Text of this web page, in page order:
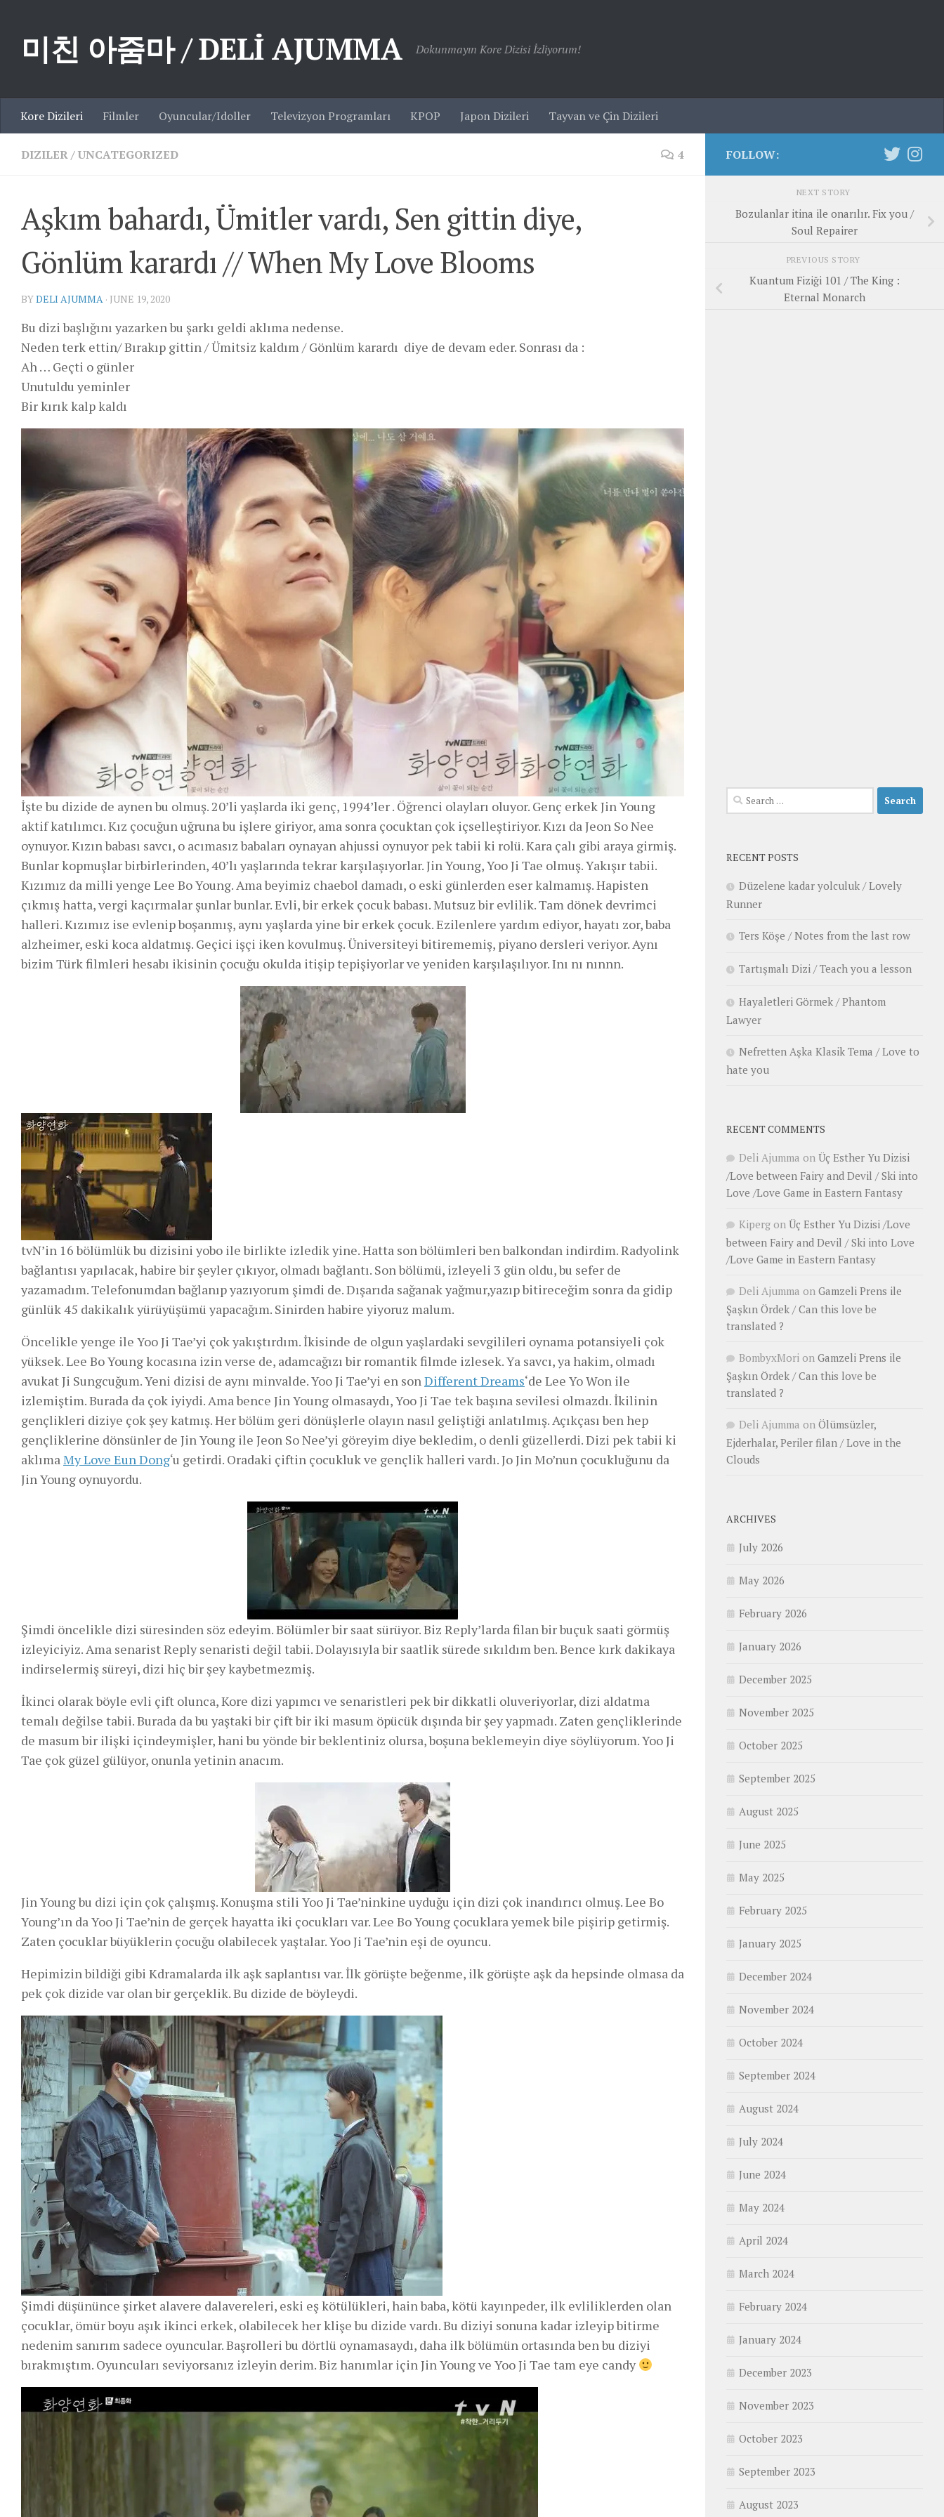
미친 아줌마 / DELİ AJUMMA Dokunmayın Kore Dizisi İzliyorum!
Kore Dizileri Filmler Oyuncular/Idoller Televizyon Programları KPOP Japon Dizileri Tayvan ve Çin Dizileri
DIZILER/UNCATEGORIZED 4
Aşkım bahardı, Ümitler vardı, Sen gittin diye,
Gönlüm karardı // When My Love Blooms
BYDELI AJUMMA · JUNE 19, 2020
Bu dizi başlığını yazarken bu şarkı geldi aklıma nedense.
Neden terk ettin/ Bırakıp gittin / Ümitsiz kaldım / Gönlüm karardı diye de devam eder. Sonrası da :
Ah … Geçti o günler
Unutuldu yeminler
Bir kırık kalp kaldı
İşte bu dizide de aynen bu olmuş. 20’li yaşlarda iki genç, 1994’ler . Öğrenci olayları oluyor. Genç erkek Jin Young
aktif katılımcı. Kız çocuğun uğruna bu işlere giriyor, ama sonra çocuktan çok içselleştiriyor. Kızı da Jeon So Nee
oynuyor. Kızın babası savcı, o acımasız babaları oynayan ahjussi oynuyor pek tabii ki rolü. Kara çalı gibi araya girmiş.
Bunlar kopmuşlar birbirlerinden, 40’lı yaşlarında tekrar karşılaşıyorlar. Jin Young, Yoo Ji Tae olmuş. Yakışır tabii.
Kızımız da milli yenge Lee Bo Young. Ama beyimiz chaebol damadı, o eski günlerden eser kalmamış. Hapisten
çıkmış hatta, vergi kaçırmalar şunlar bunlar. Evli, bir erkek çocuk babası. Mutsuz bir evlilik. Tam dönek devrimci
halleri. Kızımız ise evlenip boşanmış, aynı yaşlarda yine bir erkek çocuk. Ezilenlere yardım ediyor, hayatı zor, baba
alzheimer, eski koca aldatmış. Geçici işçi iken kovulmuş. Üniversiteyi bitirememiş, piyano dersleri veriyor. Aynı
bizim Türk filmleri hesabı ikisinin çocuğu okulda itişip tepişiyorlar ve yeniden karşılaşılıyor. Inı nı nınnn.
tvN’in 16 bölümlük bu dizisini yobo ile birlikte izledik yine. Hatta son bölümleri ben balkondan indirdim. Radyolink
bağlantısı yapılacak, habire bir şeyler çıkıyor, olmadı bağlantı. Son bölümü, izleyeli 3 gün oldu, bu sefer de
yazamadım. Telefonumdan bağlanıp yazıyorum şimdi de. Dışarıda sağanak yağmur,yazıp bitireceğim sonra da gidip
günlük 45 dakikalık yürüyüşümü yapacağım. Sinirden habire yiyoruz malum.
Öncelikle yenge ile Yoo Ji Tae’yi çok yakıştırdım. İkisinde de olgun yaşlardaki sevgilileri oynama potansiyeli çok
yüksek. Lee Bo Young kocasına izin verse de, adamcağızı bir romantik filmde izlesek. Ya savcı, ya hakim, olmadı
avukat Ji Sungcuğum. Yeni dizisi de aynı minvalde. Yoo Ji Tae’yi en sonDifferent Dreams‘de Lee Yo Won ile
izlemiştim. Burada da çok iyiydi. Ama bence Jin Young olmasaydı, Yoo Ji Tae tek başına sevilesi olmazdı. İkilinin
gençlikleri diziye çok şey katmış. Her bölüm geri dönüşlerle olayın nasıl geliştiği anlatılmış. Açıkçası ben hep
gençliklerine dönsünler de Jin Young ile Jeon So Nee’yi göreyim diye bekledim, o denli güzellerdi. Dizi pek tabii ki
aklımaMy Love Eun Dong‘u getirdi. Oradaki çiftin çocukluk ve gençlik halleri vardı. Jo Jin Mo’nun çocukluğunu da
Jin Young oynuyordu.
Şimdi öncelikle dizi süresinden söz edeyim. Bölümler bir saat sürüyor. Biz Reply’larda filan bir buçuk saati görmüş
izleyiciyiz. Ama senarist Reply senaristi değil tabii. Dolayısıyla bir saatlik sürede sıkıldım ben. Bence kırk dakikaya
indirselermiş süreyi, dizi hiç bir şey kaybetmezmiş.
İkinci olarak böyle evli çift olunca, Kore dizi yapımcı ve senaristleri pek bir dikkatli oluveriyorlar, dizi aldatma
temalı değilse tabii. Burada da bu yaştaki bir çift bir iki masum öpücük dışında bir şey yapmadı. Zaten gençliklerinde
de masum bir ilişki içindeymişler, hani bu yönde bir beklentiniz olursa, boşuna beklemeyin diye söylüyorum. Yoo Ji
Tae çok güzel gülüyor, onunla yetinin anacım.
Jin Young bu dizi için çok çalışmış. Konuşma stili Yoo Ji Tae’ninkine uyduğu için dizi çok inandırıcı olmuş. Lee Bo
Young’ın da Yoo Ji Tae’nin de gerçek hayatta iki çocukları var. Lee Bo Young çocuklara yemek bile pişirip getirmiş.
Zaten çocuklar büyüklerin çocuğu olabilecek yaştalar. Yoo Ji Tae’nin eşi de oyuncu.
Hepimizin bildiği gibi Kdramalarda ilk aşk saplantısı var. İlk görüşte beğenme, ilk görüşte aşk da hepsinde olmasa da
pek çok dizide var olan bir gerçeklik. Bu dizide de böyleydi.
Şimdi düşününce şirket alavere dalavereleri, eski eş kötülükleri, hain baba, kötü kayınpeder, ilk evliliklerden olan
çocuklar, ömür boyu aşık ikinci erkek, olabilecek her klişe bu dizide vardı. Bu diziyi sonuna kadar izleyip bitirme
nedenim sanırım sadece oyuncular. Başrolleri bu dörtlü oynamasaydı, daha ilk bölümün ortasında ben bu diziyi
bırakmıştım. Oyuncuları seviyorsanız izleyin derim. Biz hanımlar için Jin Young ve Yoo Ji Tae tam eye candy
FOLLOW:
NEXT STORY
Bozulanlar itina ile onarılır. Fix you /
Soul Repairer
PREVIOUS STORY
Kuantum Fiziği 101 / The King :
Eternal Monarch
Search
for:
RECENT POSTS
Düzelene kadar yolculuk / Lovely
Runner
Ters Köşe / Notes from the last row
Tartışmalı Dizi / Teach you a lesson
Hayaletleri Görmek / Phantom
Lawyer
Nefretten Aşka Klasik Tema / Love to
hate you
RECENT COMMENTS
Deli Ajumma on Üç Esther Yu Dizisi
/Love between Fairy and Devil / Ski into
Love /Love Game in Eastern Fantasy
Kiperg on Üç Esther Yu Dizisi /Love
between Fairy and Devil / Ski into Love
/Love Game in Eastern Fantasy
Deli Ajumma on Gamzeli Prens ile
Şaşkın Ördek / Can this love be
translated ?
BombyxMori on Gamzeli Prens ile
Şaşkın Ördek / Can this love be
translated ?
Deli Ajumma on Ölümsüzler,
Ejderhalar, Periler filan / Love in the
Clouds
ARCHIVES
July 2026
May 2026
February 2026
January 2026
December 2025
November 2025
October 2025
September 2025
August 2025
June 2025
May 2025
February 2025
January 2025
December 2024
November 2024
October 2024
September 2024
August 2024
July 2024
June 2024
May 2024
April 2024
March 2024
February 2024
January 2024
December 2023
November 2023
October 2023
September 2023
August 2023